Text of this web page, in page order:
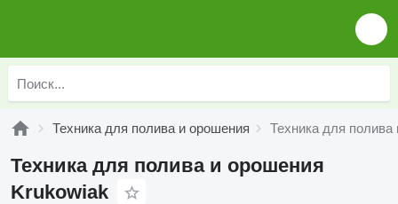
Техника для полива и орошения Техника для
Техника для полива и орошения
Krukowiak